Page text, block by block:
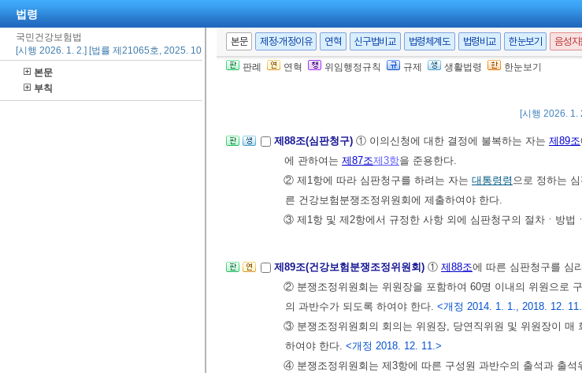
법령
국민건강보험법
[시행 2026. 1. 2.] [법률 제21065호, 2025. 10. 1., 타법개정]
본문
부칙
본문 제정·개정이유 연혁 신구법비교 법령체계도 법령비교 한눈보기 음성지
판례 연혁 위임행정규칙 규제 생활법령 한눈보기
[시행 2026. 1.
③ 제1항 및 제2항에 따른 이의신청(이하 “이의신청”이라 한다)
180일을 지나면 제기하지 못한다. 다만, 정당한 사유로 그 기간
④ 제3항 본문에도 불구하고 요양기관이제48조에 따른 심사평
다.
⑤ 제1항부터 제4항까지에서 규정한 사항 외에 이의신청의 방법
제88조(심판청구) ① 이의신청에 대한 결정에 불복하는 자는 제89조
에 관하여는 제87조제3항을 준용한다.
② 제1항에 따라 심판청구를 하려는 자는 대통령령 으로 정하는
른 건강보험분쟁조정위원회에 제출하여야 한다.
③ 제1항 및 제2항에서 규정한 사항 외에 심판청구의 절차ㆍ방법
제89조(건강보험분쟁조정위원회) ① 제88조에 따른 심판청구를 심
② 분쟁조정위원회는 위원장을 포함하여 60명 이내의 위원으로
의 과반수가 되도록 하여야 한다. <개정 2014. 1. 1., 2018. 12.
③ 분쟁조정위원회의 회의는 위원장, 당연직위원 및 위원장이 매
하여야 한다. <개정 2018. 12. 11.>
④ 분쟁조정위원회는 제3항에 따른 구성원 과반수의 출석과 출석